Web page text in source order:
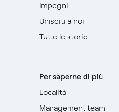
Impegni
Unisciti a noi
Tutte le storie
Per saperne di più
Località
Management team